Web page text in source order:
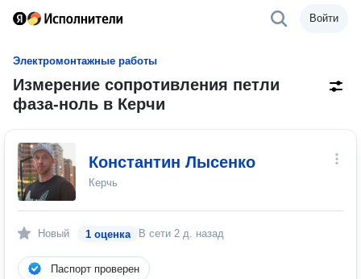
Войти
Электромонтажные работы
Измерение сопротивления петли
фаза-ноль в Керчи
Константин Лысенко
Керчь
Новый 1 оценка В сети 2 д. назад
Паспорт проверен